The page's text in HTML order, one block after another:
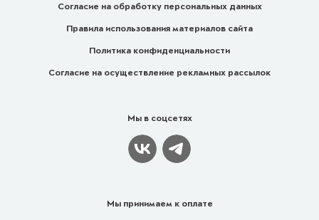
Согласие на обработку персональных данных
Правила использования материалов сайта
Политика конфиденциальности
Согласие на осуществление рекламных рассылок
Мы в соцсетях
Мы принимаем к оплате